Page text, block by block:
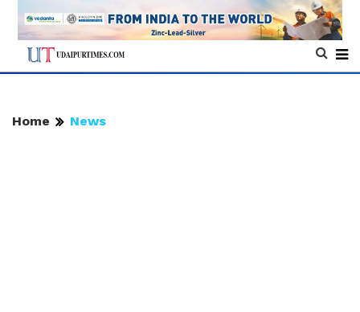
Home News